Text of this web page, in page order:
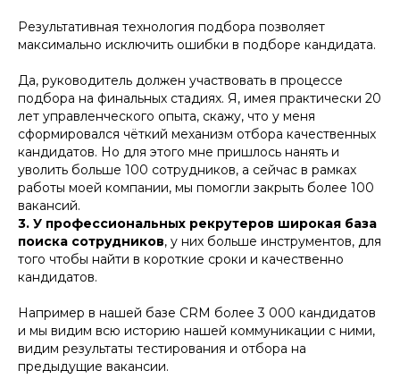
Результативная технология подбора позволяет
максимально исключить ошибки в подборе кандидата.
Да, руководитель должен участвовать в процессе
подбора на финальных стадиях. Я, имея практически 20
лет управленческого опыта, скажу, что у меня
сформировался чёткий механизм отбора качественных
кандидатов. Но для этого мне пришлось нанять и
уволить больше 100 сотрудников, а сейчас в рамках
работы моей компании, мы помогли закрыть более 100
вакансий.
3. У профессиональных рекрутеров широкая база
поиска сотрудников, у них больше инструментов, для
того чтобы найти в короткие сроки и качественно
кандидатов.
Например в нашей базе CRM более 3 000 кандидатов
и мы видим всю историю нашей коммуникации с ними,
видим результаты тестирования и отбора на
предыдущие вакансии.